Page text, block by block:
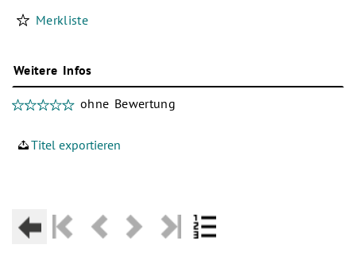
Merkliste
Weitere Infos
ohne Bewertung
Titel exportieren